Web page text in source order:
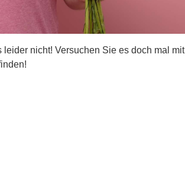
nicht! Versuchen Sie es doch mal mit